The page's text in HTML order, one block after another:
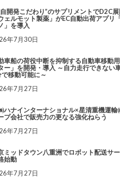
自開発こだわり”のサプリメントでD2C
ェルモット製薬」がEC自動出荷アプリ
」を導入
年7月30日
車船の荷役中断を抑制する自動車移動
ー」を開発・導入 ～自力走行できない
移動可能に～
年7月27日
ハナインターナショナル×星清重機運輸
プ会社で販売力の更なる強化ねらう
年7月27日
ミッドタウン八重洲でロボット配送サ
始動
年7月27日